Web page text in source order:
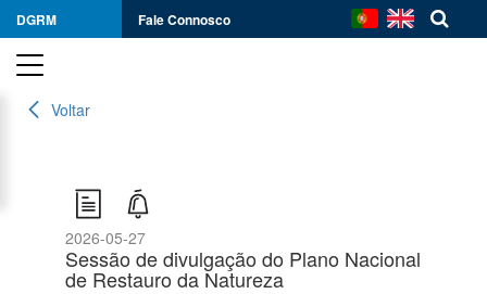
DGRM Fale Connosco
Voltar
2026-05-27
Sessão de divulgação do Plano Nacional
de Restauro da Natureza